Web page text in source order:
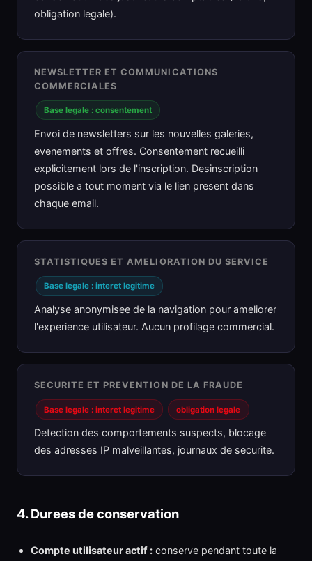
obligation legale).
NEWSLETTER ET COMMUNICATIONS
COMMERCIALES
Base legale : consentement
Envoi de newsletters sur les nouvelles galeries,
evenements et offres. Consentement recueilli
explicitement lors de l'inscription. Desinscription
possible a tout moment via le lien present dans
chaque email.
STATISTIQUES ET AMELIORATION DU SERVICE
Base legale : interet legitime
Analyse anonymisee de la navigation pour ameliorer
l'experience utilisateur. Aucun profilage commercial.
SECURITE ET PREVENTION DE LA FRAUDE
Base legale : interet legitime obligation legale
Detection des comportements suspects, blocage
des adresses IP malveillantes, journaux de securite.
4. Durees de conservation
Compte utilisateur actif : conserve pendant toute la